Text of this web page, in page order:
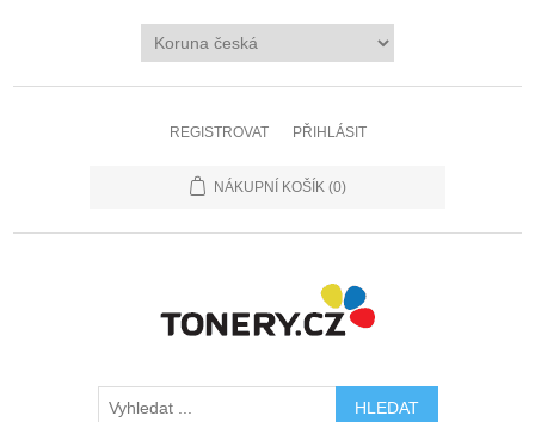
REGISTROVAT PŘIHLÁSIT
NÁKUPNÍ KOŠÍK (0)